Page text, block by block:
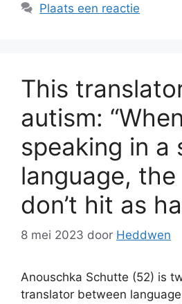
Plaats een reactie
This
autism:
speaking in a
language,
don’t hit as
8 mei 2023 door Heddwen
Anouschka Schutte (52) is
translator between